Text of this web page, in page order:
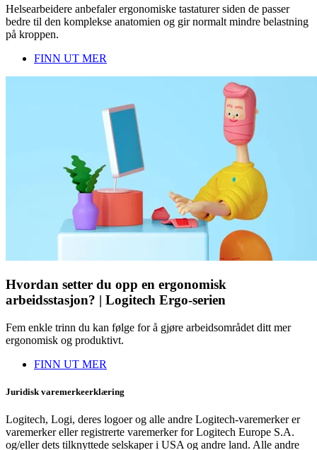
Helsearbeidere anbefaler ergonomiske tastaturer siden de passer
bedre til den komplekse anatomien og gir normalt mindre belastning
på kroppen.
FINN UT MER
Hvordan setter du opp en ergonomisk
arbeidsstasjon? | Logitech Ergo-serien
Fem enkle trinn du kan følge for å gjøre arbeidsområdet ditt mer
ergonomisk og produktivt.
FINN UT MER
Juridisk varemerkeerklæring
Logitech, Logi, deres logoer og alle andre Logitech-varemerker er
varemerker eller registrerte varemerker for Logitech Europe S.A.
og/eller dets tilknyttede selskaper i USA og andre land. Alle andre